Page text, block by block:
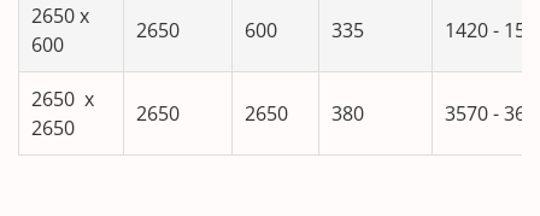
2650 x
600
2650 600 335 1420 -
2650 x
2650
2650 2650 380 3570 -